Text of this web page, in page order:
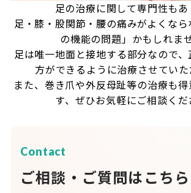
足の治療に関して専門性も
足・膝・股関節・腰の痛みがよくな
の機能の問題」かもしれませ
足は唯一地面と接地する部分なので
方ができるように治療させていた
また、巻き爪や外反母趾等の治療も
す、ぜひお気軽にご相談くだ
Contact
ご相談・ご質問はこち